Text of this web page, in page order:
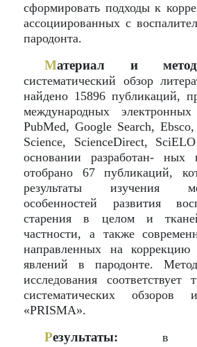
сформировать подходы к
ассоциированных с
пародонта.
Материал и
систематический обзор
найдено 15896 публикаций,
международных
PubMed, Google Search,
Science, ScienceDirect,
основании разработан- ных
отобрано 67 публикаций,
результаты изучения
особенностей развития
старения в целом и
частности, а также
направленных на коррекцию
явлений в пародонте.
исследования соответствует
систематических обзоров
«PRISMA».
Результаты: в